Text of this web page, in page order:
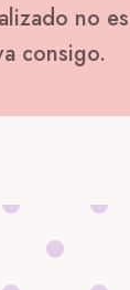
no
consigo.